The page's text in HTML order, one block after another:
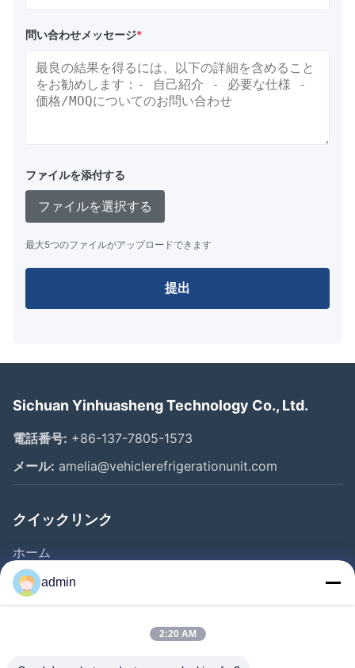
問い合わせメッセージ*
ファイルを添付する
ファイルを選択する
最大5つのファイルがアップロードできます
提出
Sichuan Yinhuasheng Technology Co., Ltd.
電話番号: +86-137-7805-1573
メール: amelia@vehiclerefrigerationunit.com
クイックリンク
ホーム
製品
動画
工場見学
admin
2:20 AM